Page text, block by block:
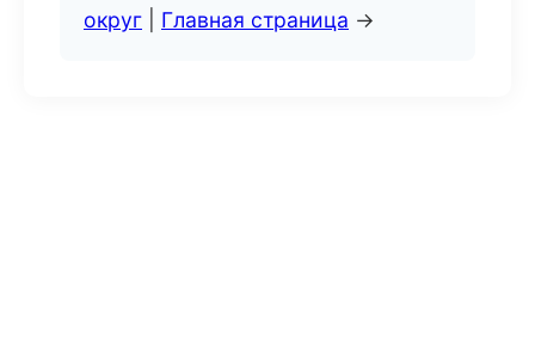
округ
Главная страница →